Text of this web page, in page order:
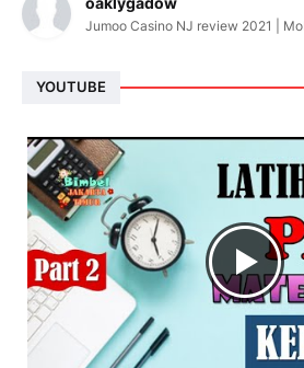
Jumoo Casino NJ review 2021 |
YOUTUBE